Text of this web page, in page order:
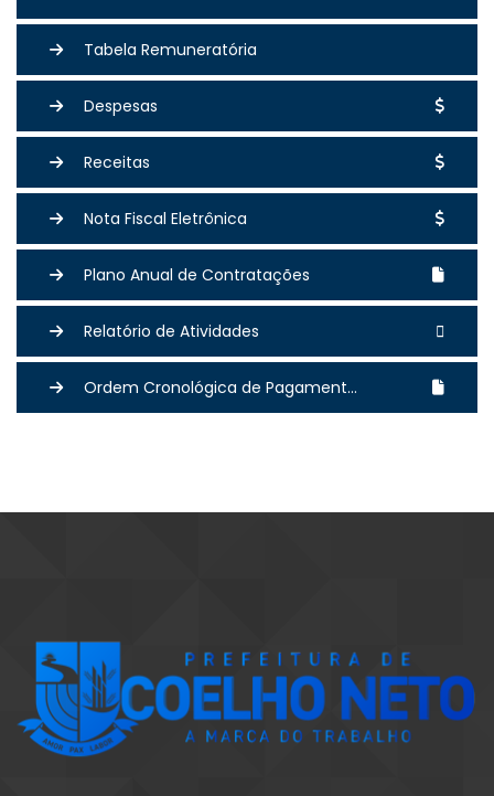
Tabela Remuneratória
Despesas
Receitas
Nota Fiscal Eletrônica
Plano Anual de Contratações
Relatório de Atividades
Ordem Cronológica de Pagament...